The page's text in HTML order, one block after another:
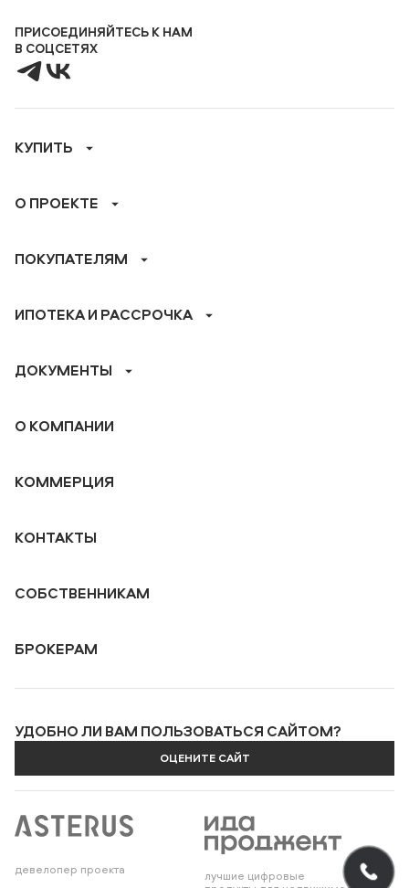
ПРИСОЕДИНЯЙТЕСЬ К НАМ
В СОЦСЕТЯХ
КУПИТЬ
О ПРОЕКТЕ
ПОКУПАТЕЛЯМ
ИПОТЕКА И РАССРОЧКА
ДОКУМЕНТЫ
О КОМПАНИИ
КОММЕРЦИЯ
КОНТАКТЫ
СОБСТВЕННИКАМ
БРОКЕРАМ
УДОБНО ЛИ ВАМ ПОЛЬЗОВАТЬСЯ САЙТОМ?
ОЦЕНИТЕ САЙТ
девелопер проекта
лучшие цифровые